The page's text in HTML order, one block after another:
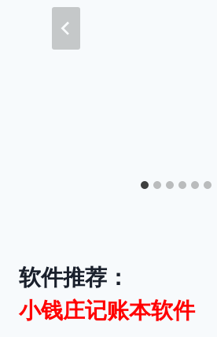
软件推荐：
小钱庄记账本软件